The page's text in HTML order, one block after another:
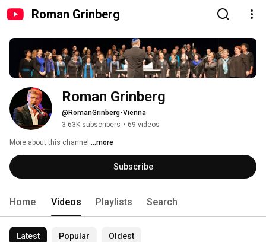
Roman Grinberg
Roman Grinberg
@RomanGrinberg-Vienna
3.63K subscribers • 69 videos
More about this channel ...more
Subscribe
Home Videos Playlists Search
Latest Popular Oldest